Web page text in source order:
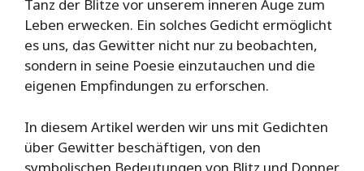
Tanz der Blitze vor unserem inneren Auge zum
Leben erwecken. Ein solches Gedicht ermöglicht
es uns, das Gewitter nicht nur zu beobachten,
sondern in seine Poesie einzutauchen und die
eigenen Empfindungen zu erforschen.
In diesem Artikel werden wir uns mit Gedichten
über Gewitter beschäftigen, von den
symbolischen Bedeutungen von Blitz und Donner